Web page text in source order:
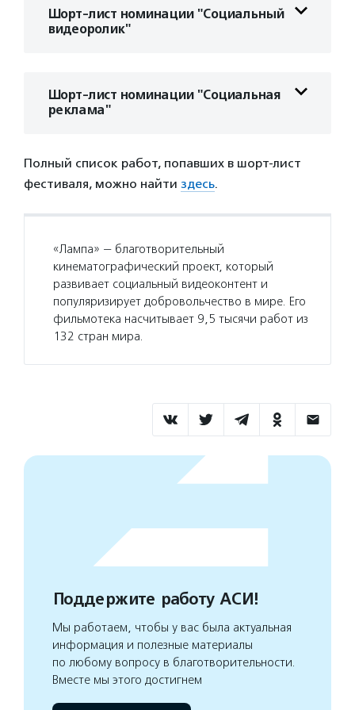
Шорт-лист номинации "Социальный
видеоролик"
Шорт-лист номинации "Социальная
реклама"
Полный список работ, попавших в шорт-лист
фестиваля, можно найти здесь.
«Лампа» — благотворительный
кинематографический проект, который
развивает социальный видеоконтент и
популяризирует добровольчество в мире. Его
фильмотека насчитывает 9,5 тысячи работ из
132 стран мира.
Поддержите работу АСИ!
Мы работаем, чтобы у вас была актуальная
информация и полезные материалы
по любому вопросу в благотворительности.
Вместе мы этого достигнем